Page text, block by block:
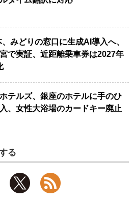
みどりの窓口に生成AI導入へ、
で実証、近距離乗車券は2027年
テルズ、銀座のホテルに手のひ
、女性大浴場のカードキー廃止
る